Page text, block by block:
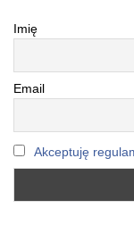
Imię
Email
Akceptuję